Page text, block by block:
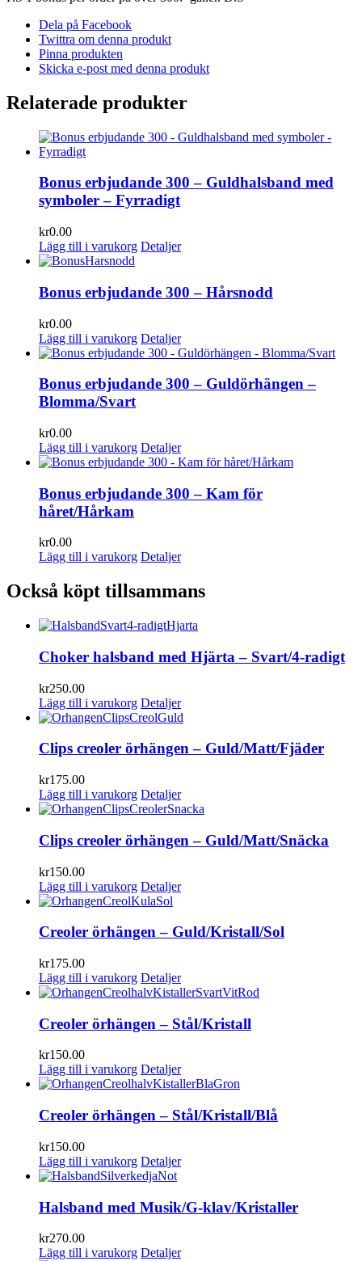
Dela på Facebook
Twittra om denna produkt
Pinna produkten
Skicka e-post med denna produkt
Relaterade produkter
Bonus erbjudande 300 – Guldhalsband med
symboler – Fyrradigt
kr0.00
Lägg till i varukorg Detaljer
Bonus erbjudande 300 – Hårsnodd
kr0.00
Lägg till i varukorg Detaljer
Bonus erbjudande 300 – Guldörhängen –
Blomma/Svart
kr0.00
Lägg till i varukorg Detaljer
Bonus erbjudande 300 – Kam för
håret/Hårkam
kr0.00
Lägg till i varukorg Detaljer
Också köpt tillsammans
Choker halsband med Hjärta – Svart/4-radigt
kr250.00
Lägg till i varukorg Detaljer
Clips creoler örhängen – Guld/Matt/Fjäder
kr175.00
Lägg till i varukorg Detaljer
Clips creoler örhängen – Guld/Matt/Snäcka
kr150.00
Lägg till i varukorg Detaljer
Creoler örhängen – Guld/Kristall/Sol
kr175.00
Lägg till i varukorg Detaljer
Creoler örhängen – Stål/Kristall
kr150.00
Lägg till i varukorg Detaljer
Creoler örhängen – Stål/Kristall/Blå
kr150.00
Lägg till i varukorg Detaljer
Halsband med Musik/G-klav/Kristaller
kr270.00
Lägg till i varukorg Detaljer